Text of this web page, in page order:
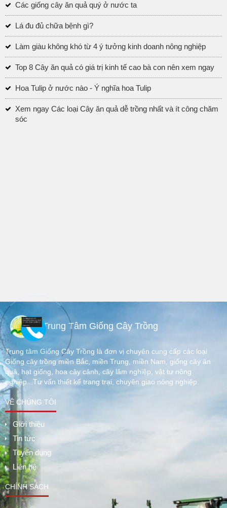
Các giống cây ăn quả quý ở nước ta
Lá đu đủ chữa bệnh gì?
Làm giàu không khó từ 4 ý tưởng kinh doanh nông nghiệp
Top 8 Cây ăn quả có giá trị kinh tế cao bà con nên xem ngay
Hoa Tulip ở nước nào - Ý nghĩa hoa Tulip
Xem ngay Các loại Cây ăn quả dễ trồng nhất và ít công chăm
sóc
Trung Tâm Giống Cây Trồng
Trung tâm Giống Cây Trồng là đơn vị chuyên cung cấp các loại
Giống cây trồng miền Bắc, miền Trung, miền Nam, giống cây ăn
quả, hạt giống, hoa cây cảnh, cây lâm nghiệp, vật tư nông
nghiệp...Tư vấn thiết kế trang trại, chuyên giao nông nghiệp.
VỀ CHÚNG TÔI
Giới thiệu
Tin tức
Tuyển dụng
Liên hệ
CHÍNH SÁCH